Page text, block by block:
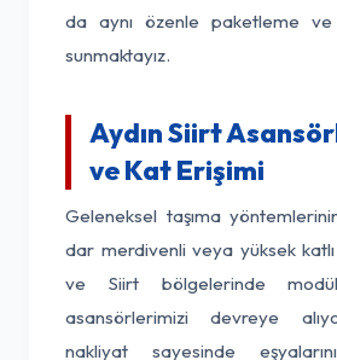
da aynı özenle paketleme
sunmaktayız.
Aydın Siirt
ve Kat Erişimi
Geleneksel taşıma
dar merdivenli veya yüksek
ve Siirt bölgelerinde
asansörlerimizi devreye
nakliyat sayesinde